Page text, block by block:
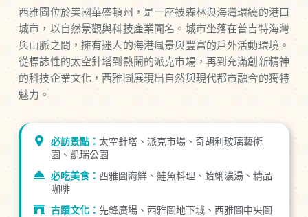
西雅圖位於美國華盛頓州，是一座被森林與海灣環繞的港口
城市，以自然景觀與科技產業聞名。城市坐落在普吉特海灣
與山脈之間，擁有迷人的海港風景與豐富的戶外活動環境。
從標誌性的太空針塔到熱鬧的派克市場，再到充滿創新精神
的科技企業文化，西雅圖展現出自然與現代都市融合的獨特
魅力。
必訪景點：太空針塔、派克市場、奇胡利玻璃藝術
園、凱瑞公園
必吃美食：西雅圖海鮮、鮭魚料理、蛤蜊濃湯、精品
咖啡
古蹟文化：先鋒廣場、西雅圖地下城、西雅圖中央圖